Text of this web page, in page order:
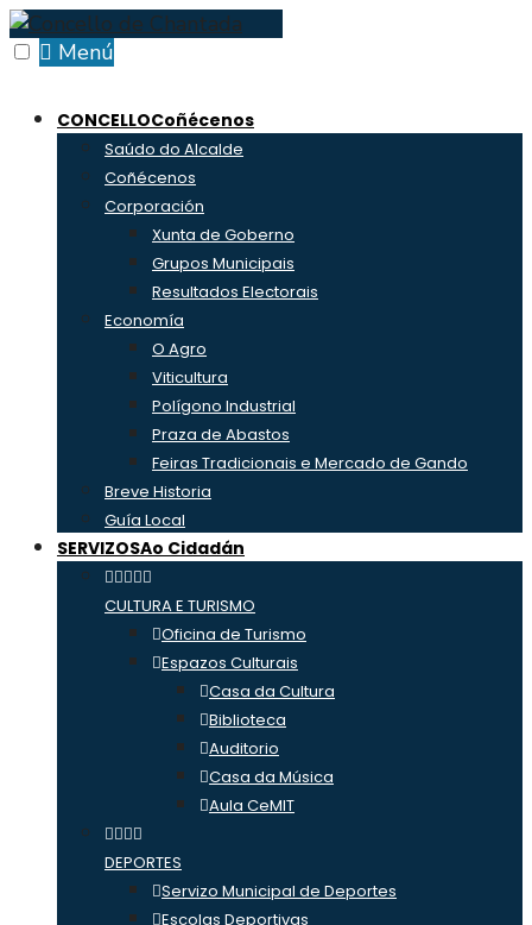
Skip
to
Menú
CONCELLOCoñécenos
Saúdo do Alcalde
Coñécenos
Corporación
Xunta de Goberno
Grupos Municipais
Resultados Electorais
Economía
O Agro
Viticultura
Polígono Industrial
Praza de Abastos
Feiras Tradicionais e Mercado de Gando
Breve Historia
Guía Local
SERVIZOSAo Cidadán
CULTURA E TURISMO
Oficina de Turismo
Espazos Culturais
Casa da Cultura
Biblioteca
Auditorio
Casa da Música
Aula CeMIT
DEPORTES
Servizo Municipal de Deportes
Escolas Deportivas